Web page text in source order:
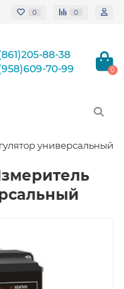
0 0
88-38
70-99
0
универсальный